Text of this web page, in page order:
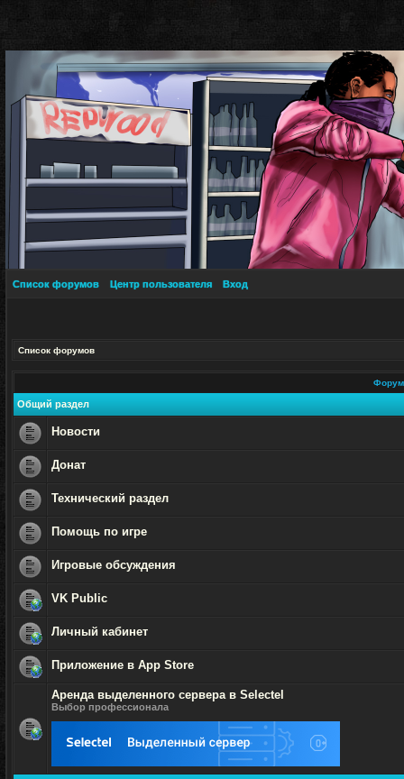
Список форумов Центр пользователя Вход
Список форумов
Общий раздел
непрочитанных
сообщений
Новости
непрочитанных
сообщений
Донат
непрочитанных
сообщений
Технический раздел
непрочитанных
сообщений
Помощь по игре
непрочитанных
сообщений
Игровые обсуждения
непрочитанных
сообщений
VK Public
непрочитанных
сообщений
Личный кабинет
непрочитанных
сообщений
Приложение в App Store
сообщений
Аренда выделенного сервера в Selectel
Выбор профессионала